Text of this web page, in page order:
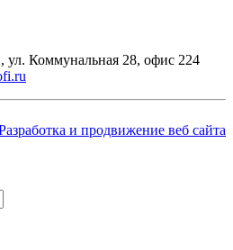
ул. Коммунальная 28, офис 224
и продвижение веб сайта